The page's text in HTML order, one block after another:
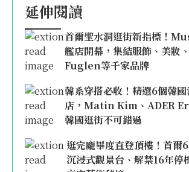
延伸閱讀
首爾聖水洞逛街新指標！
艦店開幕，集結服飾、美妝
Fuglen等千家品牌
韓系穿搭必收！精選6個韓
店，Matin Kim、ADER
韓國逛街不可錯過
逛完龐畢度直登頂樓！首爾
沉浸式觀景台、解禁16年停